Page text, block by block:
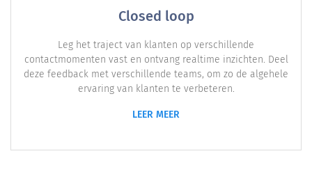
Closed loop
Leg het traject van klanten op verschillende
contactmomenten vast en ontvang realtime inzichten. Deel
deze feedback met verschillende teams, om zo de algehele
ervaring van klanten te verbeteren.
LEER MEER